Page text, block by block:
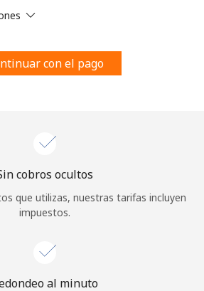
Únete
¡Hola!
sesión oREGÍSTRATE →
¿Olvidaste tu contraseña? →
con el pago
cobros ocultos
que utilizas, nuestras tarifas incluyen
impuestos.
al minuto